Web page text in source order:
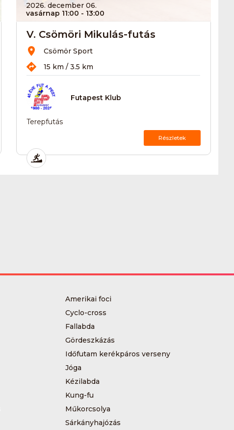
2026. december 06.
vasárnap 11:00 - 13:00
V. Csömöri Mikulás-futás
Csömör Sport
15 km / 3.5 km
Futapest Klub
Terepfutás
Részletek
Amerikai foci
Cyclo-cross
Fallabda
Gördeszkázás
Időfutam kerékpáros verseny
Jóga
Kézilabda
Kung-fu
Műkorcsolya
Sárkányhajózás